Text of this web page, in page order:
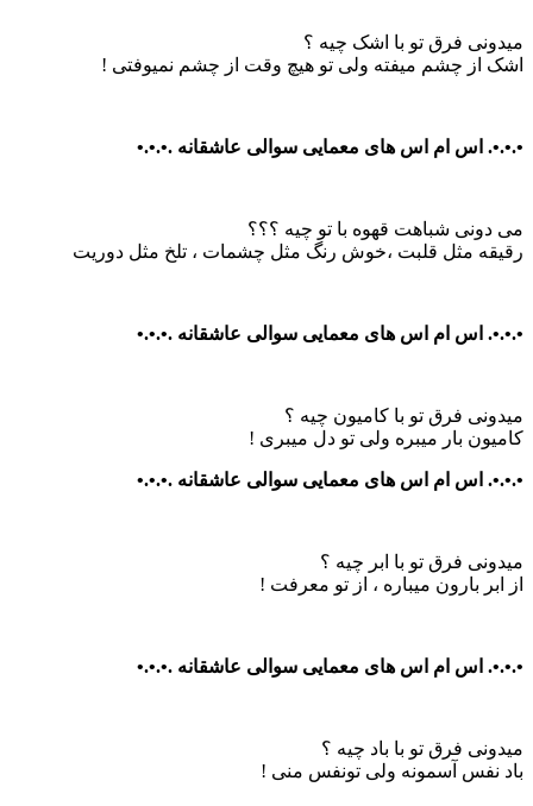
میدونی فرق تو با اشک چیه ؟
اشک از چشم میفته ولی تو هیچ وقت از چشم نمیوفتی !
•.•.•. اس ام اس های معمایی سوالی عاشقانه .•.•.•
می دونی شباهت قهوه با تو چیه ؟؟؟
رقیقه مثل قلبت ،خوش رنگ مثل چشمات ، تلخ مثل دوریت
•.•.•. اس ام اس های معمایی سوالی عاشقانه .•.•.•
میدونی فرق تو با کامیون چیه ؟
کامیون بار میبره ولی تو دل میبری !
•.•.•. اس ام اس های معمایی سوالی عاشقانه .•.•.•
میدونی فرق تو با ابر چیه ؟
از ابر بارون میباره ، از تو معرفت !
•.•.•. اس ام اس های معمایی سوالی عاشقانه .•.•.•
میدونی فرق تو با باد چیه ؟
باد نفس آسمونه ولی تونفس منی !